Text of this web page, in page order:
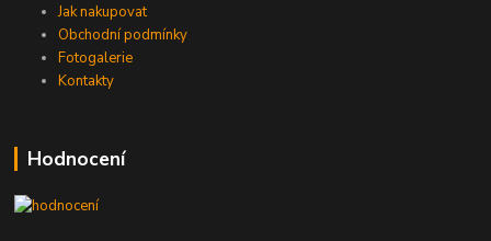
Jak nakupovat
Obchodní podmínky
Fotogalerie
Kontakty
Hodnocení